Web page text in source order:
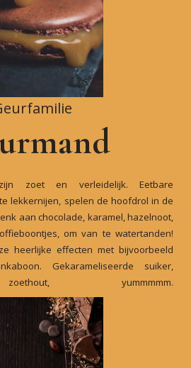
zoet en verleidelijk. Eetbare
lekkernijen, spelen de hoofdrol in de
aan chocolade, karamel, hazelnoot,
om van te watertanden!
heerlijke effecten met bijvoorbeeld
Gekarameliseerde suiker,
yummmmm.